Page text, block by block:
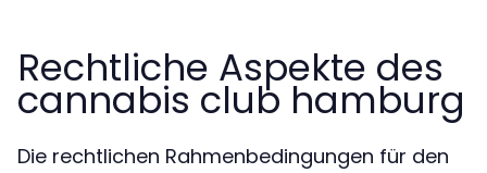
Rechtliche Aspekte des
cannabis club hamburg
Die rechtlichen Rahmenbedingungen für den